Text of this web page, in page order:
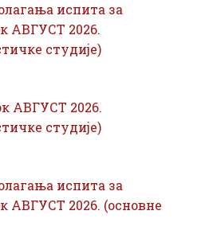
испита за
АВГУСТ 2026.
студије)
АВГУСТ 2026.
студије)
испита за
АВГУСТ 2026. (основне